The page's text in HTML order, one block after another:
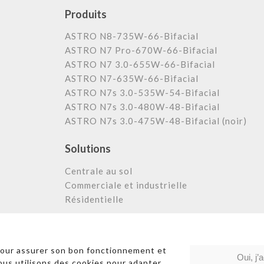
assurer son bon fonctionnement et
Oui,
Produits
ASTRO N8-735W-66-Bifacial
ASTRO N7 Pro-670W-66-Bifacial
ASTRO N7 3.0-655W-66-Bifacial
ASTRO N7-635W-66-Bifacial
ASTRO N7s 3.0-535W-54-Bifacial
ASTRO N7s 3.0-480W-48-Bifacial
ASTRO N7s 3.0-475W-48-Bifacial (noir)
Solutions
Centrale au sol
Commerciale et industrielle
Résidentielle